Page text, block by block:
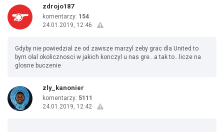
zdrojo187
komentarzy: 154
24.01.2019, 12:46
Gdyby nie powiedzial ze od zawsze marzyl zeby grac dla United to
bym olal okolicznosci w jakich konczyl u nas gre...a tak to...licze na
glosne buczenie
zly_kanonier
komentarzy: 5111
24.01.2019, 12:42